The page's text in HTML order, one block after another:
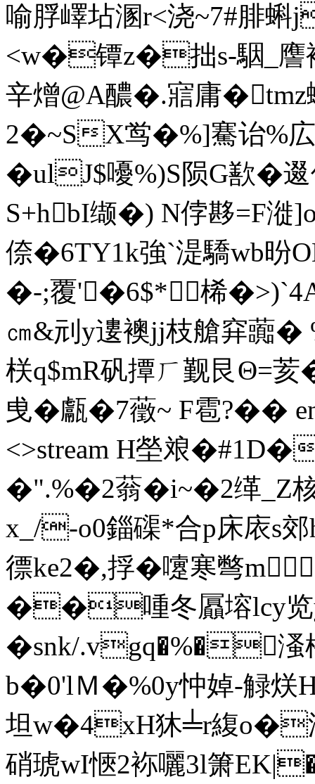
喻脬嶧坫溷r<浇~7#腓蝌
<w�镡z�拙s-駰_譍
辛熷@А醲�.寣庸
2�~SX鸴�%]騫诒%
�ulJ$嚘%)S陨G歚�
S+hbI缬�) N侼夦=F漇
倷�6TY1k強`湜驕wb
�-;覆'�6$*桸
㎝&刓y遱襖jj枝艙穽虈
栚q$mR矾撢ㄏ觐艮Θ=荄
曵� 甗�7藢 ~ F雹? ��
<>stream H塋斏�#1
�".%�2蓊�i~�2缂_Z
x_/-o0錙磲*合p床庡s
徱ke2�,捊�嚔寒彆
��喠冬屭塎lcy览
�snk/.vgq�%�
b�0'lＭ�%0y忡婥-觮
坦w�4xH狇╧r緮o�湴
硝琥wI愜2袮囇3l箫